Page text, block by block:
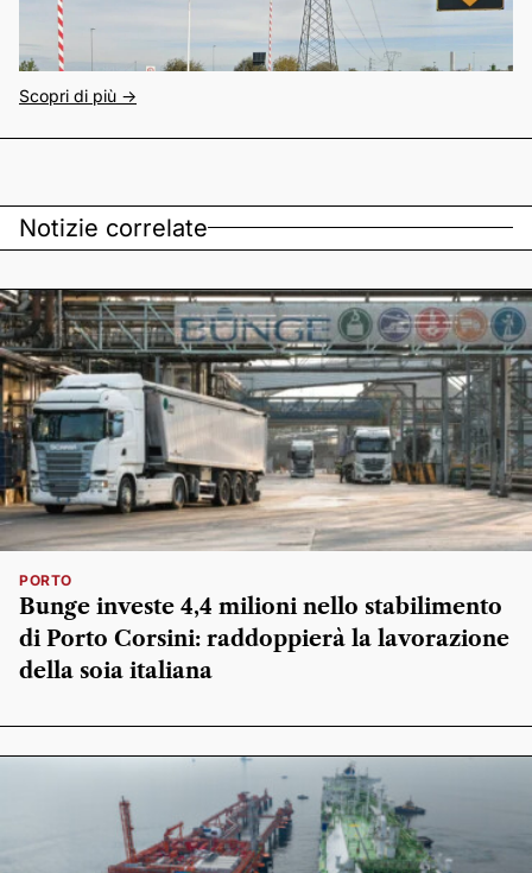
Scopri di più ->
Notizie correlate
PORTO
Bunge investe 4,4 milioni nello stabilimento
di Porto Corsini: raddoppierà la lavorazione
della soia italiana